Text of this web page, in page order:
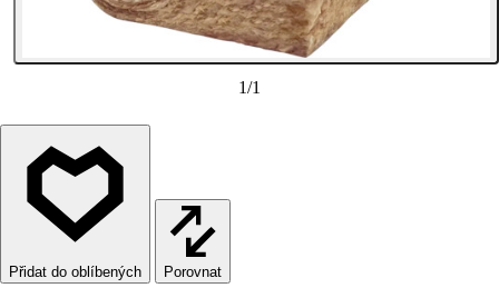
1/1
Porovnat